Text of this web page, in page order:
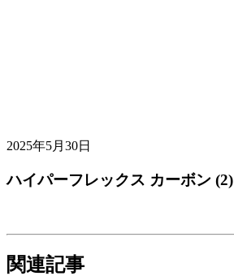
2025年5月30日
ハイパーフレックス カーボン (2)
関連記事